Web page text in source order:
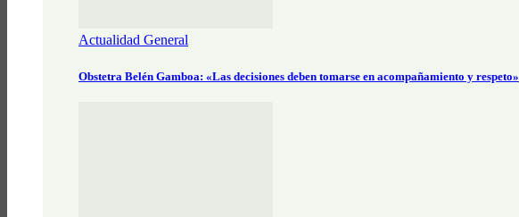
Actualidad General
Obstetra Belén Gamboa: «Las decisiones deben tomarse en acompañamiento y respeto»